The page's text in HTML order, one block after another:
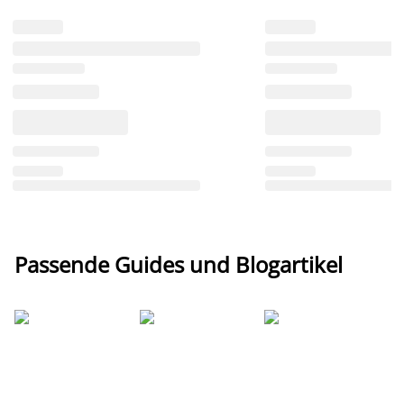
Passende Guides und Blogartikel